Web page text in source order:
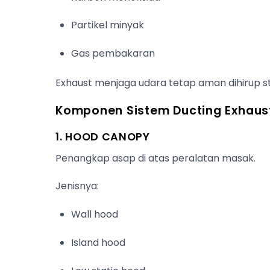
Partikel minyak
Gas pembakaran
Exhaust menjaga udara tetap aman dihirup
Komponen Sistem Ducting
1. HOOD CANOPY
Penangkap asap di atas peralatan masak.
Jenisnya:
Wall hood
Island hood